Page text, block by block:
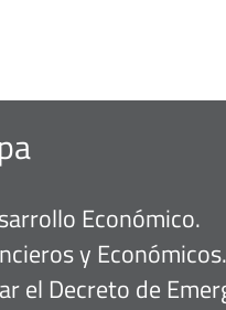
Económico.
y Económicos.
el Decreto de